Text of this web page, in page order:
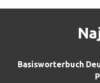
Basisworterbuch